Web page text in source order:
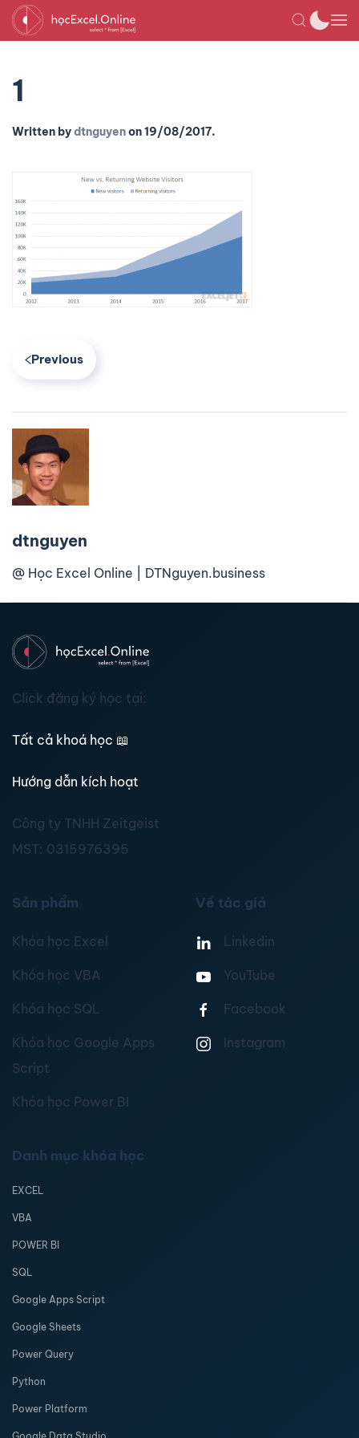
1
Written bydtnguyenon19/08/2017.
Previous
dtnguyen
@ Học Excel Online | DTNguyen.business
Click đăng ký học tại:
Tất cả khoá học 📖
Hướng dẫn kích hoạt
Công ty TNHH Zeitgeist
MST: 0315976395
Sản phẩm
Khóa học Excel
Khóa học VBA
Khóa học SQL
Khóa học Google Apps
Script
Khóa học Power BI
Về tác giả
Linkedin
YouTube
Facebook
Instagram
Danh mục khóa học
EXCEL
VBA
POWER BI
SQL
Google Apps Script
Google Sheets
Power Query
Python
Power Platform